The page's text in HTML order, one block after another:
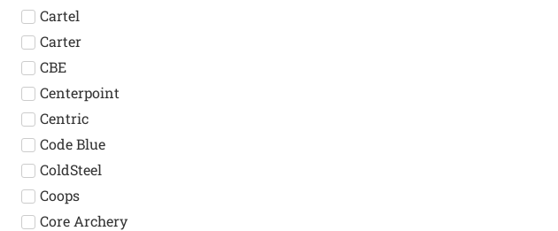
Cartel
Carter
CBE
Centerpoint
Centric
Code Blue
ColdSteel
Coops
Core Archery